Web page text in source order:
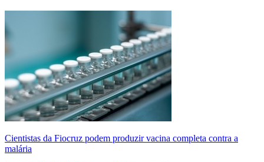
Cientistas da Fiocruz podem produzir vacina completa contra a
malária